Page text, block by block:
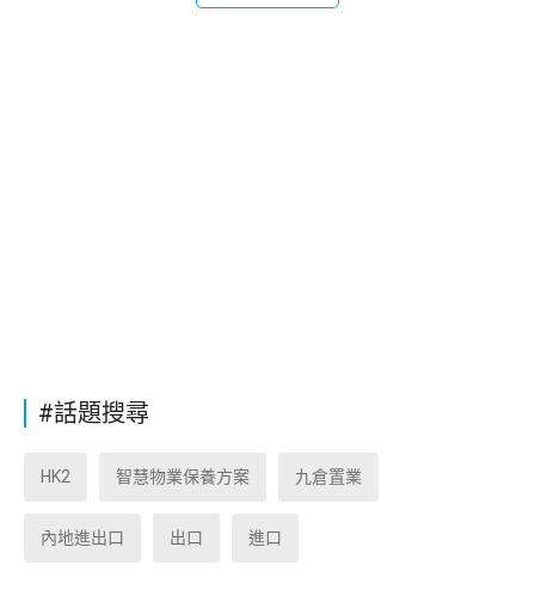
#話題搜尋
HK2 智慧物業保養方案 九倉置業
內地進出口 出口 進口